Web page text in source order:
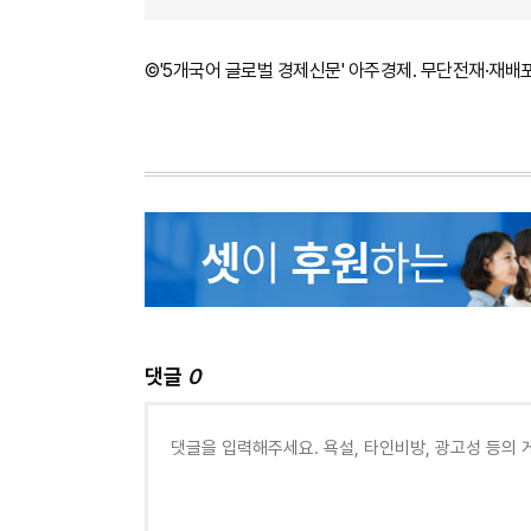
©'5개국어 글로벌 경제신문' 아주경제. 무단전재·재배
댓글 0